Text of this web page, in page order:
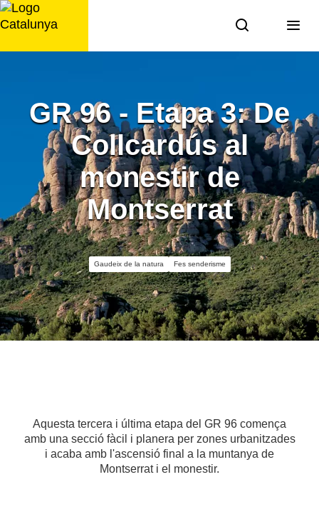
Saltar
al
GR 96 - Etapa 3: De
Collcardús al
monestir de
Montserrat
Gaudeix de la natura Fes senderisme
Aquesta tercera i última etapa del GR 96 comença
amb una secció fàcil i planera per zones urbanitzades
i acaba amb l'ascensió final a la muntanya de
Montserrat i el monestir.